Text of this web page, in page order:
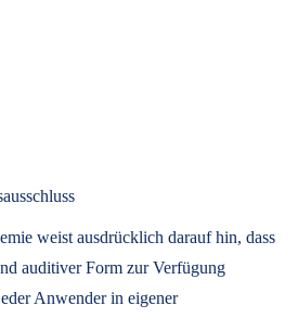
weist ausdrücklich darauf hin, dass
auditiver Form zur Verfügung
Anwender in eigener